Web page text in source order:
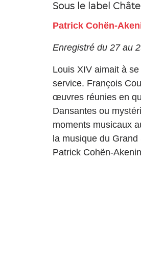
Sous le label
Patrick Cohën-
Enregistré du 27 au
Louis XIV aimait à
service. François
œuvres réunies en
Dansantes ou
moments musicaux
la musique du
Patrick Cohën-